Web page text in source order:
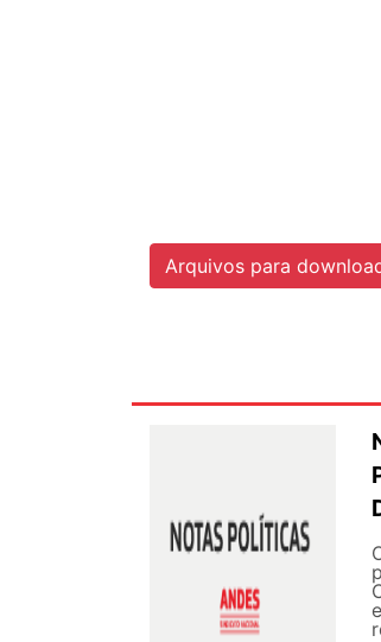
Arquivos para